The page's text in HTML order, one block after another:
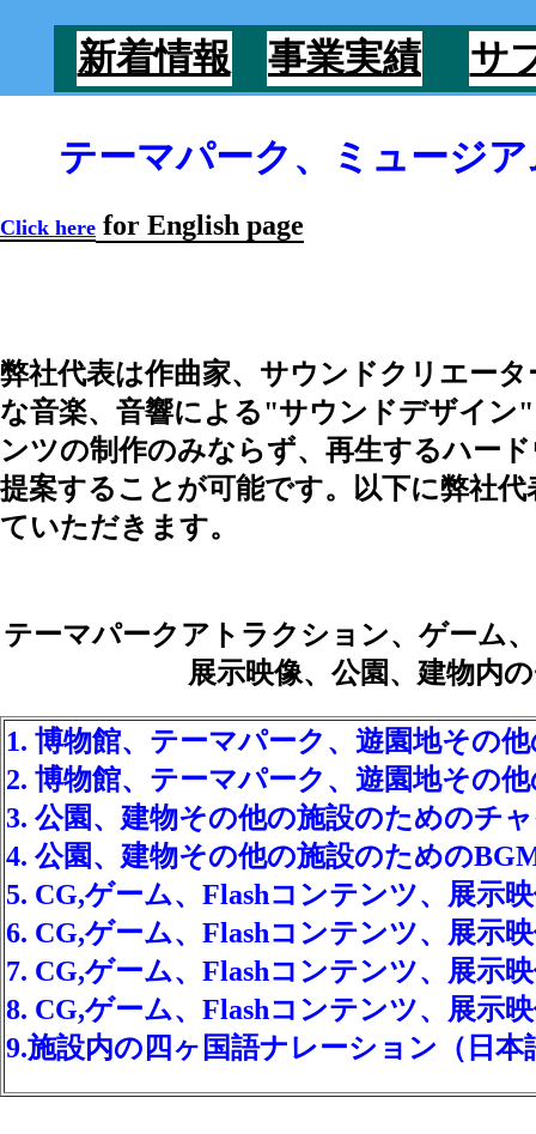
新着情報 事業実績 サ
テーマパーク、ミュージ
Click here for English page
弊社代表は作曲家、サウンドクリエー
な音楽、音響による"サウンドデザイン"
ンツの制作のみならず、再生するハー
提案することが可能です。以下に弊社
ていただきます。
テーマパークアトラクション、ゲーム
展示映像、公園、建物内
1. 博物館、テーマパーク、遊園地その
2. 博物館、テーマパーク、遊園地その
3. 公園、建物その他の施設のためのチ
4. 公園、建物その他の施設のための
5. CG,ゲーム、Flashコンテンツ、展示
6. CG,ゲーム、Flashコンテンツ、展示
7. CG,ゲーム、Flashコンテンツ、展示
8. CG,ゲーム、Flashコンテンツ、展示
9.施設内の四ヶ国語ナレーション（日